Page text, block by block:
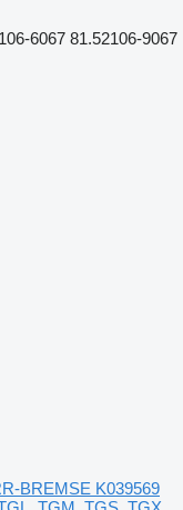
6067 81.52106-9067
BREMSE K039569